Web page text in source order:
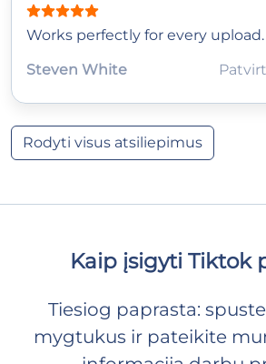
Works perfectly for every upload.
Steven White
Rodyti visus atsiliepimus
Kaip įsigyti Tiktok
Tiesiog paprasta:
mygtukus ir pateikite